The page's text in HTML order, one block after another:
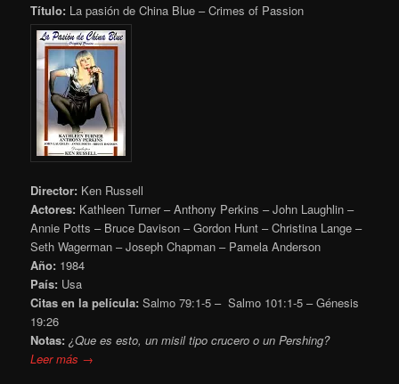
Título: La pasión de China Blue – Crimes of Passion
Director: Ken Russell
Actores: Kathleen Turner – Anthony Perkins – John Laughlin –
Annie Potts – Bruce Davison – Gordon Hunt – Christina Lange –
Seth Wagerman – Joseph Chapman – Pamela Anderson
Año: 1984
País: Usa
Citas en la película: Salmo 79:1-5 – Salmo 101:1-5 – Génesis
19:26
Notas: ¿Que es esto, un misil tipo crucero o un Pershing?
Leer más →